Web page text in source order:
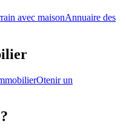
avec maisonAnnuaire des
Otenir un